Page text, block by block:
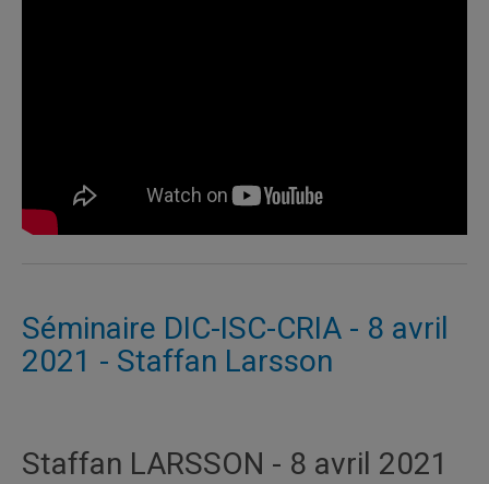
Séminaire DIC-ISC-CRIA - 8 avril
2021 - Staffan Larsson
Staffan LARSSON - 8 avril 2021